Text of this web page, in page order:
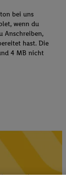
bei uns
wenn du
Anschreiben,
hast. Die
4 MB nicht